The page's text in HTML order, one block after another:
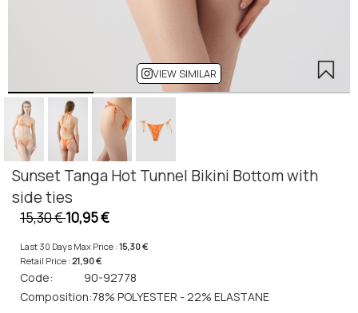
VIEW SIMILAR
Sunset Tanga Hot Tunnel Bikini Bottom with
side ties
15,30 €10,95 €
Last 30 Days Max Price :15,30 €
Retail Price :21,90 €
Code:
90-92778
Composition:78% POLYESTER - 22% ELASTANE